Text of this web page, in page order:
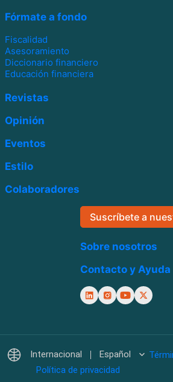
Fórmate a fondo
Fiscalidad
Asesoramiento
Diccionario financiero
Educación financiera
Revistas
Opinión
Eventos
Estilo
Colaboradores
Suscríbete a
Sobre nosotros
Contacto y Ayuda
Internacional Español
Política de privacidad